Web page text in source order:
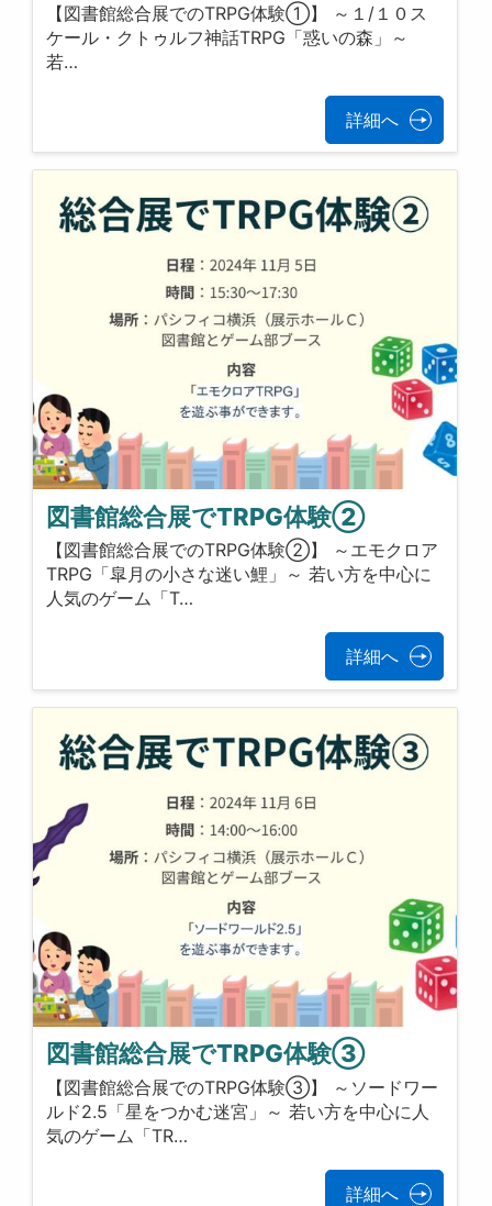
【図書館総合展でのTRPG体験①】 ～１/１０ス
ケール・クトゥルフ神話TRPG「惑いの森」～
若…
詳細へ
図書館総合展でTRPG体験②
【図書館総合展でのTRPG体験②】 ～エモクロア
TRPG「皐月の小さな迷い鯉」～ 若い方を中心に
人気のゲーム「T…
詳細へ
図書館総合展でTRPG体験③
【図書館総合展でのTRPG体験③】 ～ソードワー
ルド2.5「星をつかむ迷宮」～ 若い方を中心に人
気のゲーム「TR…
詳細へ